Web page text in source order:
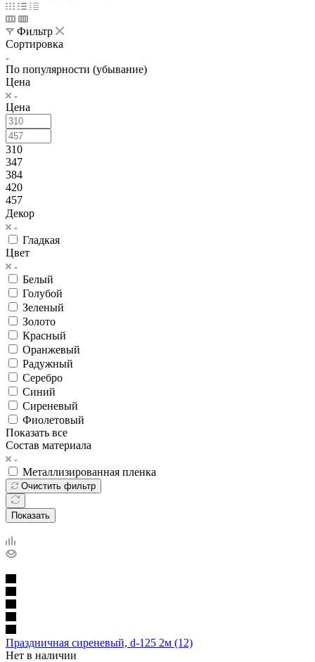
Фильтр
Сортировка
По популярности (убывание)
Цена
Цена
310
347
384
420
457
Декор
Гладкая
Цвет
Белый
Голубой
Зеленый
Золото
Красный
Оранжевый
Радужный
Серебро
Синий
Сиреневый
Фиолетовый
Показать все
Состав материала
Металлизированная пленка
Очистить фильтр
Показать
Праздничная сиреневый, d-125 2м (12)
Нет в наличии